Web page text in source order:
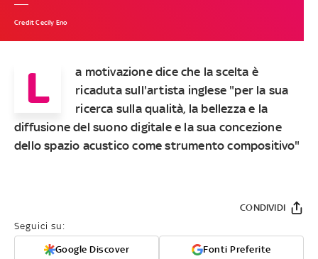
Credit Cecily Eno
L
a motivazione dice che la scelta è
ricaduta sull'artista inglese "per la sua
ricerca sulla qualità, la bellezza e la
diffusione del suono digitale e la sua concezione
dello spazio acustico come strumento compositivo"
Seguici su:
Google Discover Fonti Preferite
CONDIVIDI